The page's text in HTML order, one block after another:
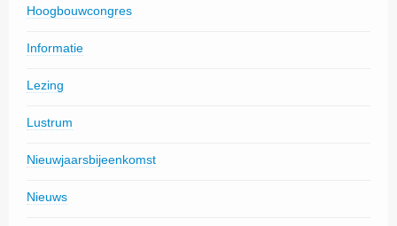
Hoogbouwcongres
Informatie
Lezing
Lustrum
Nieuwjaarsbijeenkomst
Nieuws